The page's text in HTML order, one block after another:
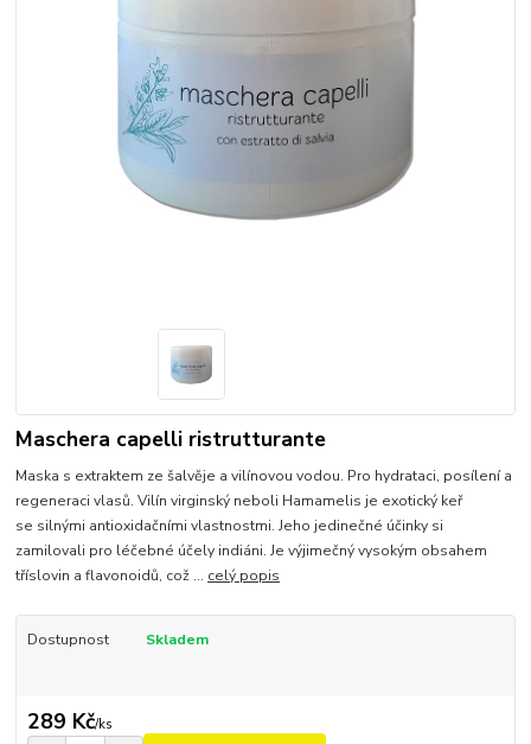
Maschera capelli ristrutturante
Maska s extraktem ze šalvěje a vilínovou vodou. Pro hydrataci, posílení a
regeneraci vlasů. Vilín virginský neboli Hamamelis je exotický keř
se silnými antioxidačními vlastnostmi. Jeho jedinečné účinky si
zamilovali pro léčebné účely indiáni. Je výjimečný vysokým obsahem
tříslovin a flavonoidů, což ... celý popis
Dostupnost Skladem
289 Kč/ks